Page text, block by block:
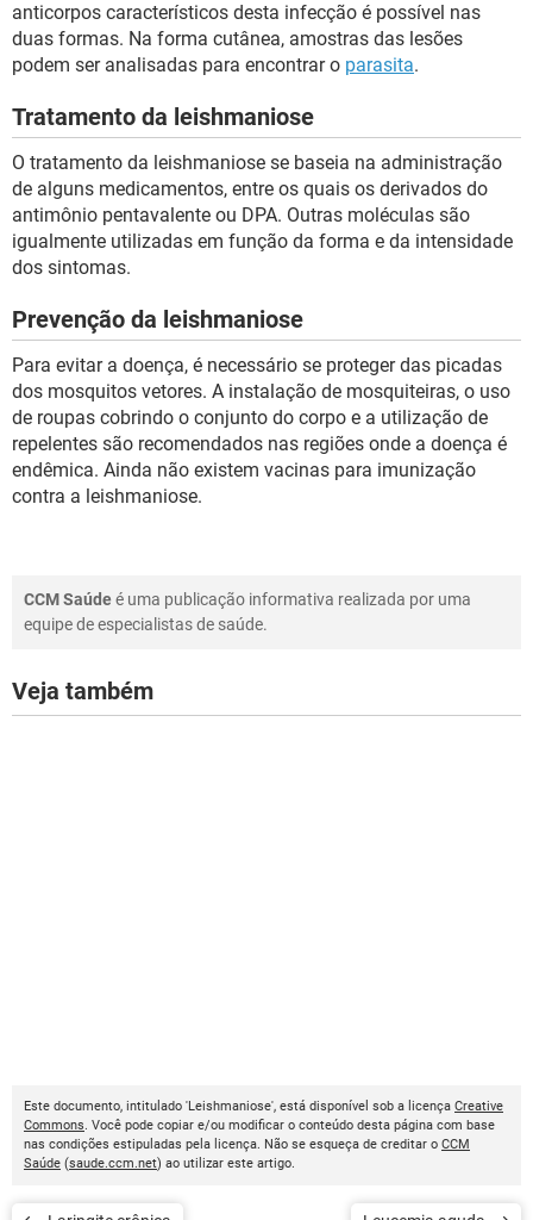
anticorpos característicos desta infecção é possível nas
duas formas. Na forma cutânea, amostras das lesões
podem ser analisadas para encontrar o parasita.
Tratamento da leishmaniose
O tratamento da leishmaniose se baseia na administração
de alguns medicamentos, entre os quais os derivados do
antimônio pentavalente ou DPA. Outras moléculas são
igualmente utilizadas em função da forma e da intensidade
dos sintomas.
Prevenção da leishmaniose
Para evitar a doença, é necessário se proteger das picadas
dos mosquitos vetores. A instalação de mosquiteiras, o uso
de roupas cobrindo o conjunto do corpo e a utilização de
repelentes são recomendados nas regiões onde a doença é
endêmica. Ainda não existem vacinas para imunização
contra a leishmaniose.
CCM Saúdeé uma publicação informativa realizada por uma
equipe de especialistas de saúde.
Veja também
Este documento, intitulado 'Leishmaniose', está disponível sob a licença Creative
Commons. Você pode copiar e/ou modificar o conteúdo desta página com base
nas condições estipuladas pela licença. Não se esqueça de creditar o CCM
Saúde (saude.ccm.net) ao utilizar este artigo.